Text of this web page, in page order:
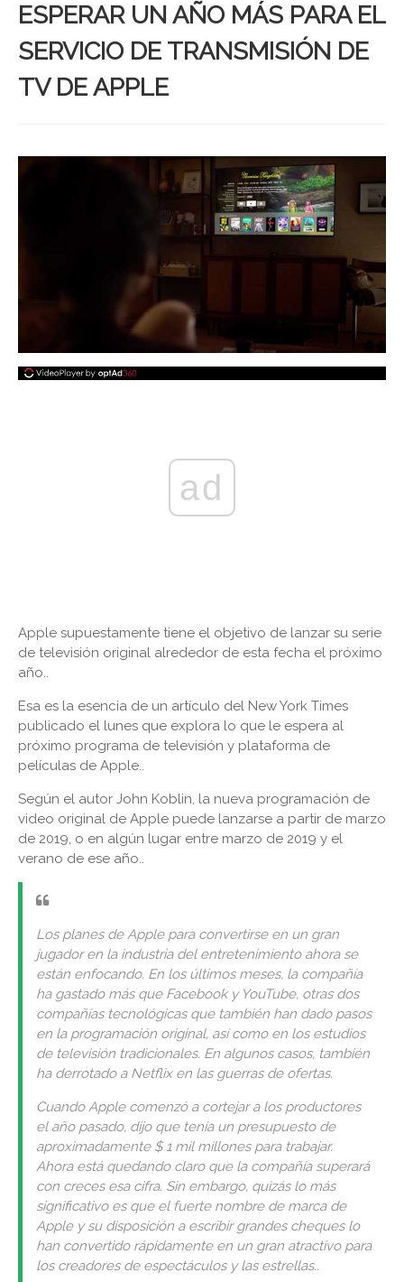
ESPERAR UN AÑO MÁS PARA EL
SERVICIO DE TRANSMISIÓN DE
TV DE APPLE
ad
Apple supuestamente tiene el objetivo de lanzar su serie
de televisión original alrededor de esta fecha el próximo
año..
Esa es la esencia de un artículo del New York Times
publicado el lunes que explora lo que le espera al
próximo programa de televisión y plataforma de
películas de Apple..
Según el autor John Koblin, la nueva programación de
video original de Apple puede lanzarse a partir de marzo
de 2019, o en algún lugar entre marzo de 2019 y el
verano de ese año..
Los planes de Apple para convertirse en un gran
jugador en la industria del entretenimiento ahora se
están enfocando. En los últimos meses, la compañía
ha gastado más que Facebook y YouTube, otras dos
compañías tecnológicas que también han dado pasos
en la programación original, así como en los estudios
de televisión tradicionales. En algunos casos, también
ha derrotado a Netflix en las guerras de ofertas.
Cuando Apple comenzó a cortejar a los productores
el año pasado, dijo que tenía un presupuesto de
aproximadamente $ 1 mil millones para trabajar.
Ahora está quedando claro que la compañía superará
con creces esa cifra. Sin embargo, quizás lo más
significativo es que el fuerte nombre de marca de
Apple y su disposición a escribir grandes cheques lo
han convertido rápidamente en un gran atractivo para
los creadores de espectáculos y las estrellas..